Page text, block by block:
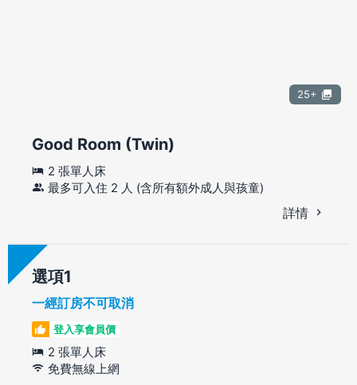
25+
Good Room (Twin)
2 張單人床
最多可入住 2 人 (含所有額外成人與孩童)
詳情
選項
一經訂房不可取消
登入享會員價
2 張單人床
免費無線上網